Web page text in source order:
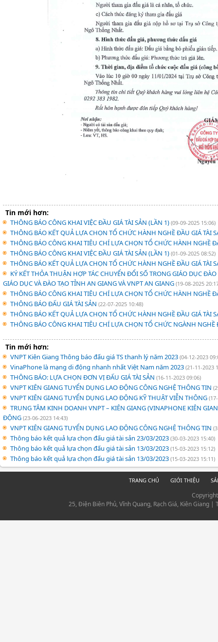
Tin mới hơn:
THÔNG BÁO CÔNG KHAI VIỆC ĐẦU GIÁ TÀI SẢN (LẦN 1) (09-09-2025 15:06)
THÔNG BÁO KẾT QUẢ LỰA CHỌN TỔ CHỨC HÀNH NGHỀ ĐẦU GIÁ TÀI
THÔNG BÁO CÔNG KHAI TIÊU CHÍ LỰA CHỌN TỔ CHỨC HÀNH NGHỀ
THÔNG BÁO CÔNG KHAI VIỆC ĐẦU GIÁ TÀI SẢN (LẦN 1) (01-09-2025 08:52)
THÔNG BÁO KẾT QUẢ LỰA CHỌN TỔ CHỨC HÀNH NGHỀ ĐẦU GIÁ TÀI
KÝ KẾT THỎA THUẬN HỢP TÁC CHUYỂN ĐỔI SỐ TRONG GIÁO DỤC
GIÁO DỤC VÀ ĐÀO TẠO TỈNH AN GIANG VÀ VNPT AN GIANG (19-08-2025
THÔNG BÁO CÔNG KHAI TIÊU CHÍ LỰA CHỌN TỔ CHỨC HÀNH NGHỀ
THÔNG BÁO ĐẤU GIÁ TÀI SẢN (22-07-2025 10:48)
THÔNG BÁO KẾT QUẢ LỰA CHỌN TỔ CHỨC HÀNH NGHỀ ĐẦU GIÁ TÀI
THÔNG BÁO CÔNG KHAI TIÊU CHÍ LỰA CHỌN TỔ CHỨC NGÀNH
Tin mới hơn:
VNPT Kiên Giang Thông báo đấu giá TS thanh lý năm 2023 (04-12-2023
VinaPhone là mạng di động nhanh nhất Việt Nam năm 2023 (21-11-2023
THÔNG BÁO: LỰA CHỌN ĐƠN VỊ ĐẤU GIÁ TÀI SẢN (16-11-2023 09:06)
VNPT KIÊN GIANG TUYỂN DỤNG LAO ĐỘNG CÔNG NGHỆ THÔNG TIN
VNPT KIÊN GIANG TUYỂN DỤNG LAO ĐỘNG KỸ THUẬT VIỄN THÔNG
TRUNG TÂM KINH DOANH VNPT – KIÊN GIANG (VINAPHONE KIÊN
ĐỘNG (23-06-2023 14:43)
VNPT KIÊN GIANG TUYỂN DỤNG LAO ĐỘNG CÔNG NGHỆ THÔNG TIN
Thông báo kết quả lựa chọn đấu giá tài sản 23/03/2023 (30-03-2023 15:40)
Thông báo kết quả lựa chọn đấu giá tài sản 13/03/2023 (15-03-2023 15:12)
Thông báo kết quả lựa chọn đấu giá tài sản 13/03/2023 (15-03-2023 15:11)
TRANG CHỦ GIỚI THIỆU
25, Điện Biên Phủ, Vĩnh Quang, Rạch Giá, Kiên Giang